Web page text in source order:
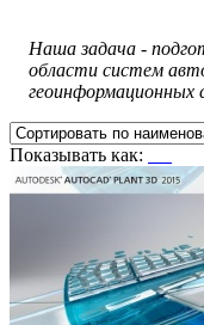
Наша задача -
области систем
геоинформационных
Показывать как: